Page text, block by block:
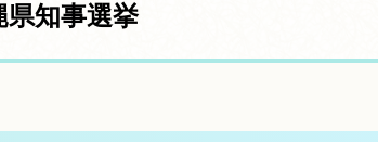
知事選挙